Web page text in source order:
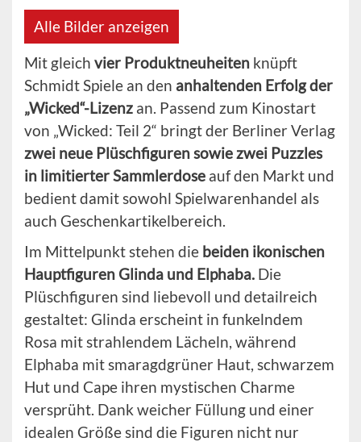
Alle Bilder anzeigen
Mit gleich vier Produktneuheiten knüpft
Schmidt Spiele an den anhaltenden Erfolg der
„Wicked“-Lizenz an. Passend zum Kinostart
von „Wicked: Teil 2“ bringt der Berliner Verlag
zwei neue Plüschfiguren sowie zwei Puzzles
in limitierter Sammlerdose auf den Markt und
bedient damit sowohl Spielwarenhandel als
auch Geschenkartikelbereich.
Im Mittelpunkt stehen die beiden ikonischen
Hauptfiguren Glinda und Elphaba. Die
Plüschfiguren sind liebevoll und detailreich
gestaltet: Glinda erscheint in funkelndem
Rosa mit strahlendem Lächeln, während
Elphaba mit smaragdgrüner Haut, schwarzem
Hut und Cape ihren mystischen Charme
versprüht. Dank weicher Füllung und einer
idealen Größe sind die Figuren nicht nur